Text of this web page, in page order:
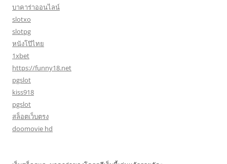
บาคาร่าออนไลน์
slotxo
slotpg
หนังโป๊ไทย
1xbet
https://funny18.net
pgslot
kiss918
pgslot
สล็อตเว็บตรง
doomovie hd